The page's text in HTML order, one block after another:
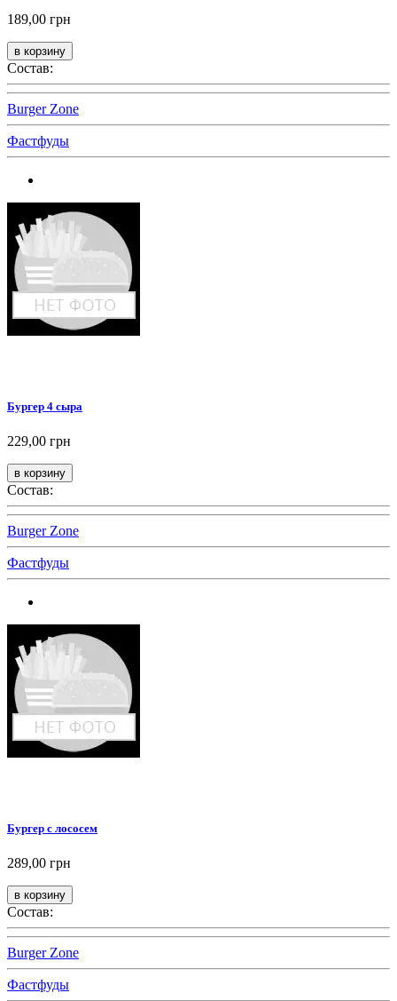
189,00 грн
Состав:
Burger Zone
Фастфуды
Бургер 4 сыра
229,00 грн
Состав:
Burger Zone
Фастфуды
Бургер с лососем
289,00 грн
Состав:
Burger Zone
Фастфуды